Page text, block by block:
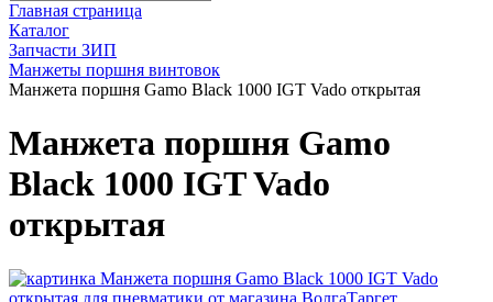
Главная страница
Каталог
Запчасти ЗИП
Манжеты поршня винтовок
Манжета поршня Gamo Black 1000 IGT Vado открытая
Манжета поршня Gamo
Black 1000 IGT Vado
открытая